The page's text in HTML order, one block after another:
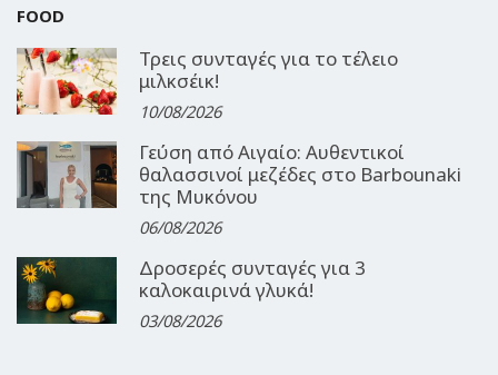
FOOD
Τρεις συνταγές για το τέλειο
μιλκσέικ!
10/08/2026
Γεύση από Αιγαίο: Αυθεντικοί
θαλασσινοί μεζέδες στο Barbounaki
της Μυκόνου
06/08/2026
Δροσερές συνταγές για 3
καλοκαιρινά γλυκά!
03/08/2026